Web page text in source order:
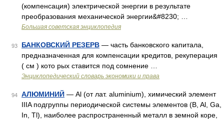
(компенсация) электрической энергии в результате
преобразования механической энергии&#8230; …
Большая советская энциклопедия
93 БАНКОВСКИЙ РЕЗЕРВ — часть банковского капитала,
предназначенная для компенсации кредитов, рекуперация
( см ) кото рых ставится под сомнение …
Энциклопедический словарь экономики и права
94 АЛЮМИНИЙ — Al (от лат. aluminium), химический элемент
IIIA подгруппы периодической системы элементов (B, Al, Ga,
In, Tl), наиболее распространенный металл в земной коре,